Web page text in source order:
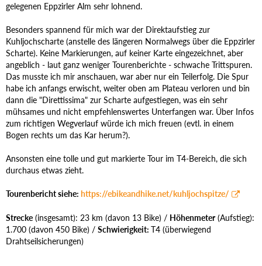
gelegenen Eppzirler Alm sehr lohnend.
Besonders spannend für mich war der Direktaufstieg zur
Kuhljochscharte (anstelle des längeren Normalwegs über die Eppzirler
Scharte). Keine Markierungen, auf keiner Karte eingezeichnet, aber
angeblich - laut ganz weniger Tourenberichte - schwache Trittspuren.
Das musste ich mir anschauen, war aber nur ein Teilerfolg. Die Spur
habe ich anfangs erwischt, weiter oben am Plateau verloren und bin
dann die "Direttissima" zur Scharte aufgestiegen, was ein sehr
mühsames und nicht empfehlenswertes Unterfangen war. Über Infos
zum richtigen Wegverlauf würde ich mich freuen (evtl. in einem
Bogen rechts um das Kar herum?).
Ansonsten eine tolle und gut markierte Tour im T4-Bereich, die sich
durchaus etwas zieht.
Tourenbericht siehe: https://ebikeandhike.net/kuhljochspitze/
Strecke (insgesamt): 23 km (davon 13 Bike) / Höhenmeter(Aufstieg):
1.700 (davon 450 Bike) / Schwierigkeit: T4 (überwiegend
Drahtseilsicherungen)